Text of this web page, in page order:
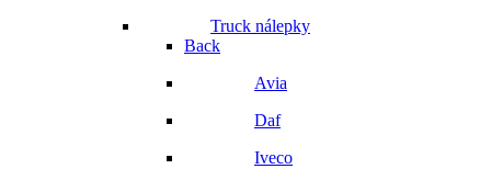
Truck nálepky
Back
Avia
Daf
Iveco